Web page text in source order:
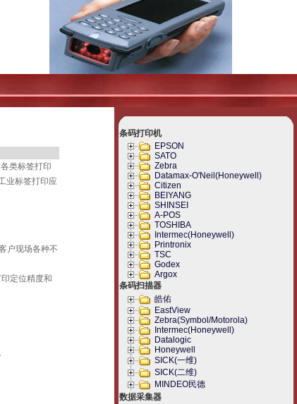
条码打印机
EPSON
SATO
Zebra
Datamax-O'Neil(Honeywell)
Citizen
BEIYANG
SHINSEI
A-POS
TOSHIBA
Intermec(Honeywell)
Printronix
TSC
Godex
Argox
条码扫描器
皓佑
EastView
Zebra(Symbol/Motorola)
Intermec(Honeywell)
Datalogic
Honeywell
SICK(一维)
SICK(二维)
MINDEO民德
数据采集器
类标签打印
业标签打印应
户现场各种不
定位精度和